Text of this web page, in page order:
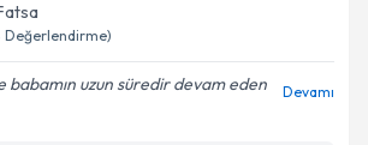
Değerlendirme)
babamın uzun süredir devam eden
Devamı